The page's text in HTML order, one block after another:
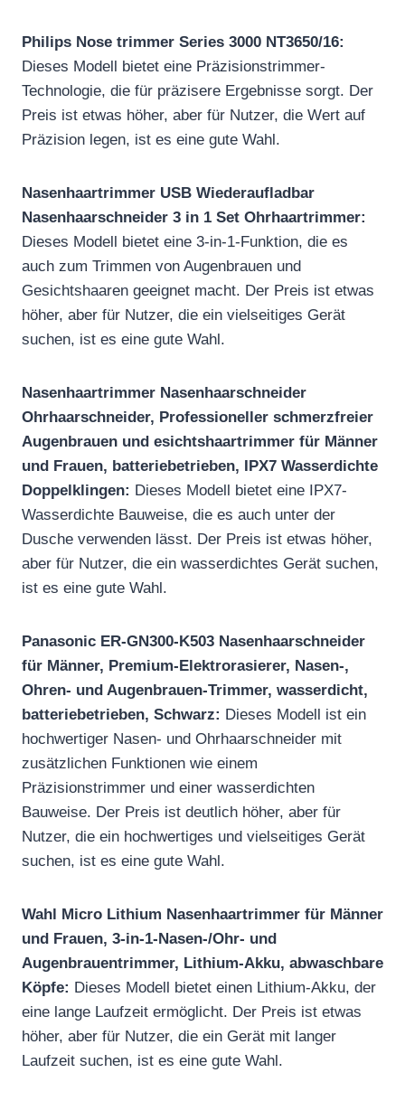
Philips Nose trimmer Series 3000 NT3650/16:
Dieses Modell bietet eine Präzisionstrimmer-
Technologie, die für präzisere Ergebnisse sorgt. Der
Preis ist etwas höher, aber für Nutzer, die Wert auf
Präzision legen, ist es eine gute Wahl.
Nasenhaartrimmer USB Wiederaufladbar
Nasenhaarschneider 3 in 1 Set Ohrhaartrimmer:
Dieses Modell bietet eine 3-in-1-Funktion, die es
auch zum Trimmen von Augenbrauen und
Gesichtshaaren geeignet macht. Der Preis ist etwas
höher, aber für Nutzer, die ein vielseitiges Gerät
suchen, ist es eine gute Wahl.
Nasenhaartrimmer Nasenhaarschneider
Ohrhaarschneider, Professioneller schmerzfreier
Augenbrauen und esichtshaartrimmer für Männer
und Frauen, batteriebetrieben, IPX7 Wasserdichte
Doppelklingen: Dieses Modell bietet eine IPX7-
Wasserdichte Bauweise, die es auch unter der
Dusche verwenden lässt. Der Preis ist etwas höher,
aber für Nutzer, die ein wasserdichtes Gerät suchen,
ist es eine gute Wahl.
Panasonic ER-GN300-K503 Nasenhaarschneider
für Männer, Premium-Elektrorasierer, Nasen-,
Ohren- und Augenbrauen-Trimmer, wasserdicht,
batteriebetrieben, Schwarz: Dieses Modell ist ein
hochwertiger Nasen- und Ohrhaarschneider mit
zusätzlichen Funktionen wie einem
Präzisionstrimmer und einer wasserdichten
Bauweise. Der Preis ist deutlich höher, aber für
Nutzer, die ein hochwertiges und vielseitiges Gerät
suchen, ist es eine gute Wahl.
Wahl Micro Lithium Nasenhaartrimmer für Männer
und Frauen, 3-in-1-Nasen-/Ohr- und
Augenbrauentrimmer, Lithium-Akku, abwaschbare
Köpfe: Dieses Modell bietet einen Lithium-Akku, der
eine lange Laufzeit ermöglicht. Der Preis ist etwas
höher, aber für Nutzer, die ein Gerät mit langer
Laufzeit suchen, ist es eine gute Wahl.